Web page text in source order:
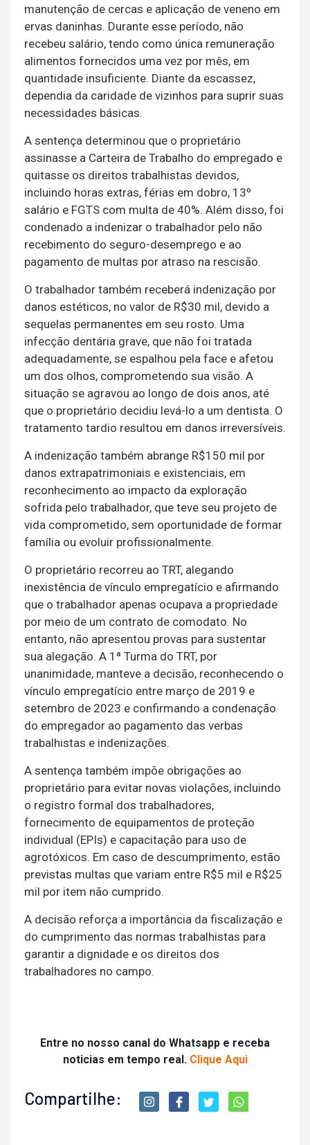
manutenção de cercas e aplicação de veneno em
ervas daninhas. Durante esse período, não
recebeu salário, tendo como única remuneração
alimentos fornecidos uma vez por mês, em
quantidade insuficiente. Diante da escassez,
dependia da caridade de vizinhos para suprir suas
necessidades básicas.
A sentença determinou que o proprietário
assinasse a Carteira de Trabalho do empregado e
quitasse os direitos trabalhistas devidos,
incluindo horas extras, férias em dobro, 13º
salário e FGTS com multa de 40%. Além disso, foi
condenado a indenizar o trabalhador pelo não
recebimento do seguro-desemprego e ao
pagamento de multas por atraso na rescisão.
O trabalhador também receberá indenização por
danos estéticos, no valor de R$30 mil, devido a
sequelas permanentes em seu rosto. Uma
infecção dentária grave, que não foi tratada
adequadamente, se espalhou pela face e afetou
um dos olhos, comprometendo sua visão. A
situação se agravou ao longo de dois anos, até
que o proprietário decidiu levá-lo a um dentista. O
tratamento tardio resultou em danos irreversíveis.
A indenização também abrange R$150 mil por
danos extrapatrimoniais e existenciais, em
reconhecimento ao impacto da exploração
sofrida pelo trabalhador, que teve seu projeto de
vida comprometido, sem oportunidade de formar
família ou evoluir profissionalmente.
O proprietário recorreu ao TRT, alegando
inexistência de vínculo empregatício e afirmando
que o trabalhador apenas ocupava a propriedade
por meio de um contrato de comodato. No
entanto, não apresentou provas para sustentar
sua alegação. A 1ª Turma do TRT, por
unanimidade, manteve a decisão, reconhecendo o
vínculo empregatício entre março de 2019 e
setembro de 2023 e confirmando a condenação
do empregador ao pagamento das verbas
trabalhistas e indenizações.
A sentença também impõe obrigações ao
proprietário para evitar novas violações, incluindo
o registro formal dos trabalhadores,
fornecimento de equipamentos de proteção
individual (EPIs) e capacitação para uso de
agrotóxicos. Em caso de descumprimento, estão
previstas multas que variam entre R$5 mil e R$25
mil por item não cumprido.
A decisão reforça a importância da fiscalização e
do cumprimento das normas trabalhistas para
garantir a dignidade e os direitos dos
trabalhadores no campo.
Entre no nosso canal do Whatsapp e receba
noticias em tempo real. Clique Aqui
Compartilhe: